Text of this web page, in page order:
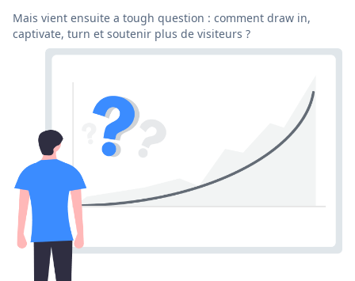
Mais vient ensuite a tough question : comment draw in,
captivate, turn et soutenir plus de visiteurs ?